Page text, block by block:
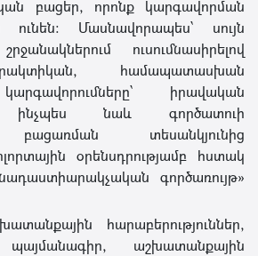
բացեր, որոնք կարգավորման
ունեն։ Մասնավորապես՝ սույն
ուսումնասիրելով
համապատասխան
իրավական
ինչպես նաև գործատուի
բացառման տեսանկյունից
օրենսդրությամբ հստակ
գործառույթ»
հարաբերություններ,
աշխատանքային